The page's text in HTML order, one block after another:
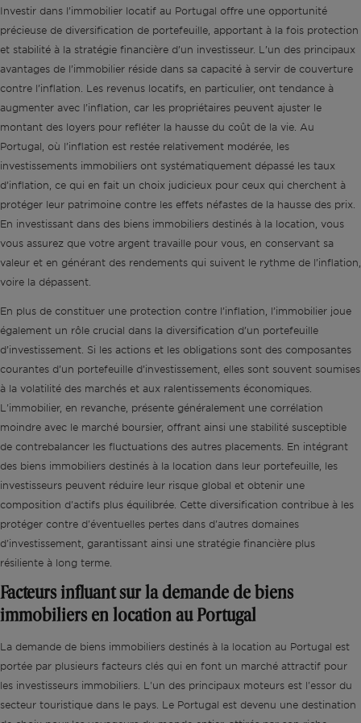
Investir dans l’immobilier locatif au Portugal offre une opportunité
précieuse de diversification de portefeuille, apportant à la fois protection
et stabilité à la stratégie financière d’un investisseur. L’un des principaux
avantages de l’immobilier réside dans sa capacité à servir de couverture
contre l’inflation. Les revenus locatifs, en particulier, ont tendance à
augmenter avec l’inflation, car les propriétaires peuvent ajuster le
montant des loyers pour refléter la hausse du coût de la vie. Au
Portugal, où l’inflation est restée relativement modérée, les
investissements immobiliers ont systématiquement dépassé les taux
d’inflation, ce qui en fait un choix judicieux pour ceux qui cherchent à
protéger leur patrimoine contre les effets néfastes de la hausse des prix.
En investissant dans des biens immobiliers destinés à la location, vous
vous assurez que votre argent travaille pour vous, en conservant sa
valeur et en générant des rendements qui suivent le rythme de l’inflation,
voire la dépassent.
En plus de constituer une protection contre l’inflation, l’immobilier joue
également un rôle crucial dans la diversification d’un portefeuille
d’investissement. Si les actions et les obligations sont des composantes
courantes d’un portefeuille d’investissement, elles sont souvent soumises
à la volatilité des marchés et aux ralentissements économiques.
L'immobilier, en revanche, présente généralement une corrélation
moindre avec le marché boursier, offrant ainsi une stabilité susceptible
de contrebalancer les fluctuations des autres placements. En intégrant
des biens immobiliers destinés à la location dans leur portefeuille, les
investisseurs peuvent réduire leur risque global et obtenir une
composition d'actifs plus équilibrée. Cette diversification contribue à les
protéger contre d'éventuelles pertes dans d'autres domaines
d'investissement, garantissant ainsi une stratégie financière plus
résiliente à long terme.
Facteurs influant sur la demande de biens
immobiliers en location au Portugal
La demande de biens immobiliers destinés à la location au Portugal est
portée par plusieurs facteurs clés qui en font un marché attractif pour
les investisseurs immobiliers. L'un des principaux moteurs est l'essor du
secteur touristique dans le pays. Le Portugal est devenu une destination